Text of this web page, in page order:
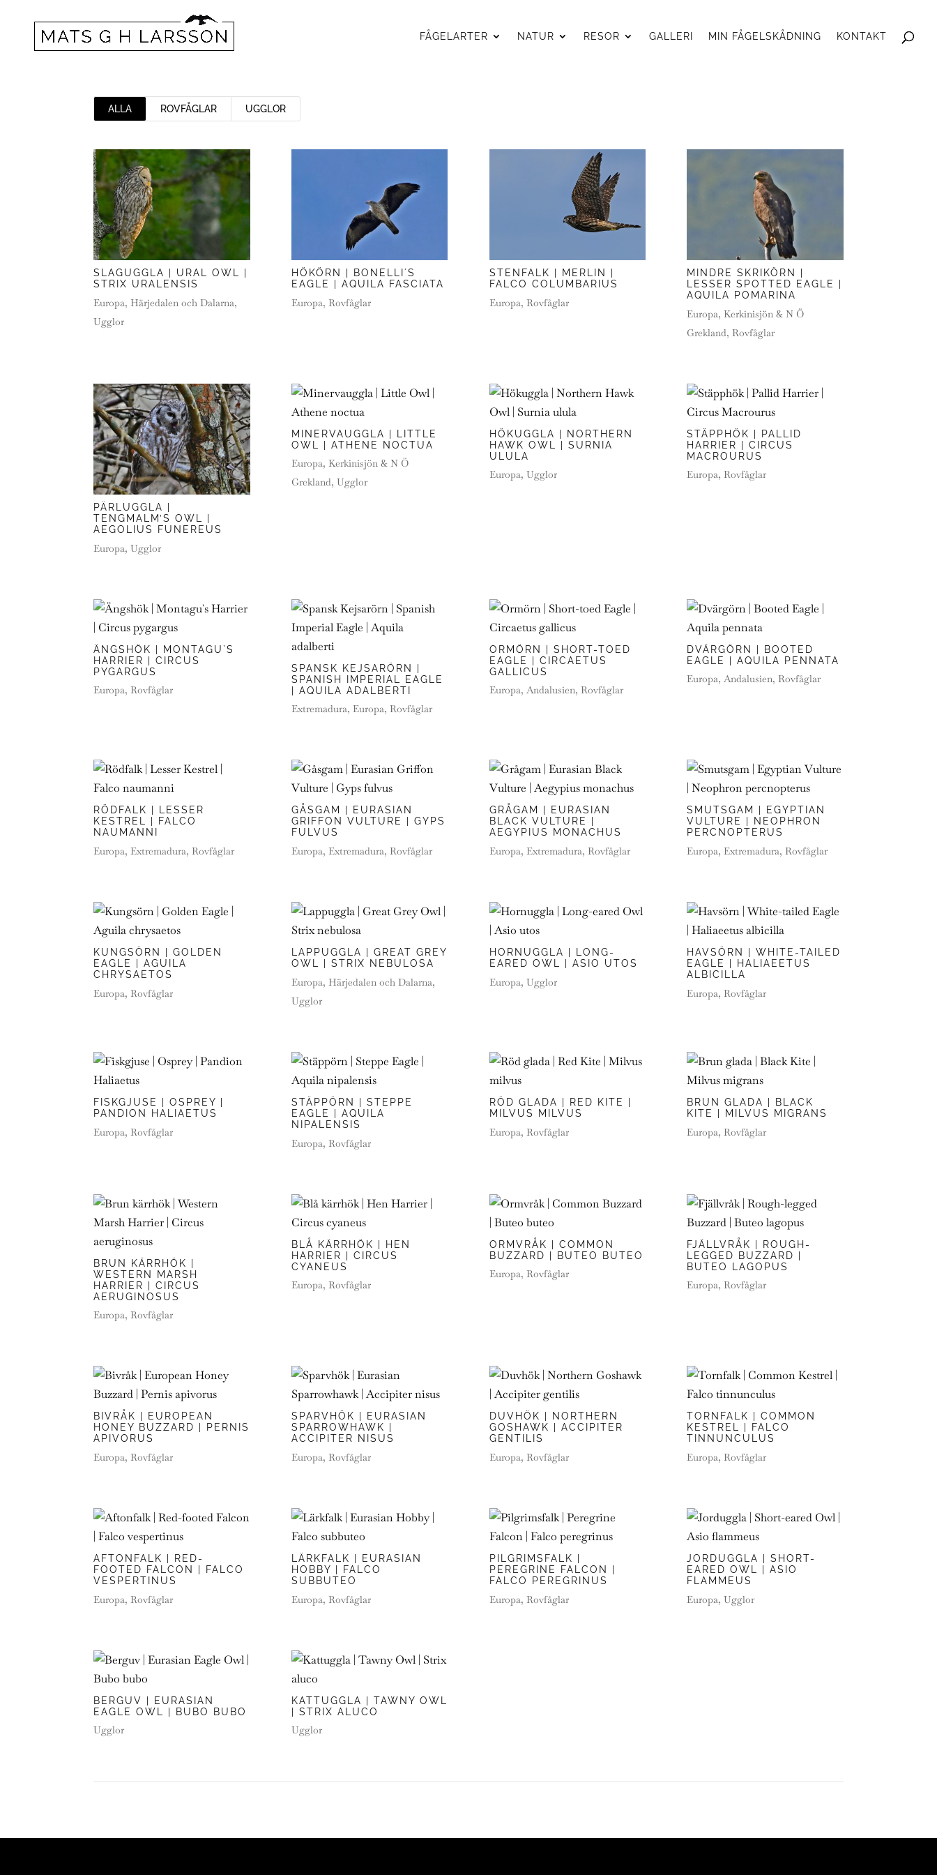
FÅGELARTER NATUR RESOR GALLERI MIN FÅGELSKÅDNING KONTAKT
ALLA ROVFÅGLAR UGGLOR
SLAGUGGLA | URAL OWL |
STRIX URALENSIS
Europa,Härjedalen och Dalarna,
Ugglor
HÖKÖRN | BONELLI´S
EAGLE | AQUILA FASCIATA
Europa, Rovfåglar
STENFALK | MERLIN |
FALCO COLUMBARIUS
Europa, Rovfåglar
MINDRE SKRIKÖRN |
LESSER SPOTTED EAGLE |
AQUILA POMARINA
Europa,Kerkinisjön & N Ö
Grekland,Rovfåglar
PÄRLUGGLA |
TENGMALM’S OWL |
AEGOLIUS FUNEREUS
Europa,Ugglor
MINERVAUGGLA | LITTLE
OWL | ATHENE NOCTUA
Europa, Kerkinisjön & N Ö
Grekland, Ugglor
HÖKUGGLA | NORTHERN
HAWK OWL | SURNIA
ULULA
Europa, Ugglor
STÄPPHÖK | PALLID
HARRIER | CIRCUS
MACROURUS
Europa,Rovfåglar
ÄNGSHÖK | MONTAGU`S
HARRIER | CIRCUS
PYGARGUS
Europa,Rovfåglar
SPANSK KEJSARÖRN |
SPANISH IMPERIAL EAGLE
| AQUILA ADALBERTI
Extremadura, Europa, Rovfåglar
ORMÖRN | SHORT-TOED
EAGLE | CIRCAETUS
GALLICUS
Europa, Andalusien, Rovfåglar
DVÄRGÖRN | BOOTED
EAGLE | AQUILA PENNATA
Europa,Andalusien,Rovfåglar
RÖDFALK | LESSER
KESTREL | FALCO
NAUMANNI
Europa,Extremadura,Rovfåglar
GÅSGAM | EURASIAN
GRIFFON VULTURE | GYPS
FULVUS
Europa, Extremadura, Rovfåglar
GRÅGAM | EURASIAN
BLACK VULTURE |
AEGYPIUS MONACHUS
Europa, Extremadura, Rovfåglar
SMUTSGAM | EGYPTIAN
VULTURE | NEOPHRON
PERCNOPTERUS
Europa,Extremadura,Rovfåglar
KUNGSÖRN | GOLDEN
EAGLE | AGUILA
CHRYSAETOS
Europa,Rovfåglar
LAPPUGGLA | GREAT GREY
OWL | STRIX NEBULOSA
Europa, Härjedalen och Dalarna,
Ugglor
HORNUGGLA | LONG-
EARED OWL | ASIO UTOS
Europa, Ugglor
HAVSÖRN | WHITE-TAILED
EAGLE | HALIAEETUS
ALBICILLA
Europa,Rovfåglar
FISKGJUSE | OSPREY |
PANDION HALIAETUS
Europa,Rovfåglar
STÄPPÖRN | STEPPE
EAGLE | AQUILA
NIPALENSIS
Europa, Rovfåglar
RÖD GLADA | RED KITE |
MILVUS MILVUS
Europa, Rovfåglar
BRUN GLADA | BLACK
KITE | MILVUS MIGRANS
Europa,Rovfåglar
BRUN KÄRRHÖK |
WESTERN MARSH
HARRIER | CIRCUS
AERUGINOSUS
Europa,Rovfåglar
BLÅ KÄRRHÖK | HEN
HARRIER | CIRCUS
CYANEUS
Europa, Rovfåglar
ORMVRÅK | COMMON
BUZZARD | BUTEO BUTEO
Europa, Rovfåglar
FJÄLLVRÅK | ROUGH-
LEGGED BUZZARD |
BUTEO LAGOPUS
Europa,Rovfåglar
BIVRÅK | EUROPEAN
HONEY BUZZARD | PERNIS
APIVORUS
Europa,Rovfåglar
SPARVHÖK | EURASIAN
SPARROWHAWK |
ACCIPITER NISUS
Europa, Rovfåglar
DUVHÖK | NORTHERN
GOSHAWK | ACCIPITER
GENTILIS
Europa, Rovfåglar
TORNFALK | COMMON
KESTREL | FALCO
TINNUNCULUS
Europa,Rovfåglar
AFTONFALK | RED-
FOOTED FALCON | FALCO
VESPERTINUS
Europa,Rovfåglar
LÄRKFALK | EURASIAN
HOBBY | FALCO
SUBBUTEO
Europa, Rovfåglar
PILGRIMSFALK |
PEREGRINE FALCON |
FALCO PEREGRINUS
Europa, Rovfåglar
JORDUGGLA | SHORT-
EARED OWL | ASIO
FLAMMEUS
Europa,Ugglor
BERGUV | EURASIAN
EAGLE OWL | BUBO BUBO
Ugglor
KATTUGGLA | TAWNY OWL
| STRIX ALUCO
Ugglor